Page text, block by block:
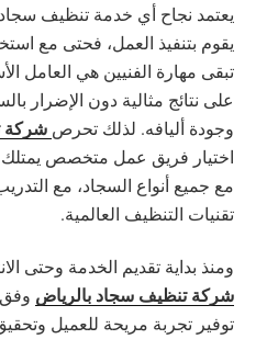
يعتمد نجاح أي خدمة تنظيف
يقوم بتنفيذ العمل، فحتى مع
تبقى مهارة الفنيين هي العامل
على نتائج مثالية دون الإضرار
وجودة أليافه. لذلك تحرص شركة
اختيار فريق عمل متخصص يمتلك
مع جميع أنواع السجاد، مع
تقنيات التنظيف العالمية.
ومنذ بداية تقديم الخدمة وحتى
شركة تنظيف سجاد بالرياض
توفير تجربة مريحة للعميل